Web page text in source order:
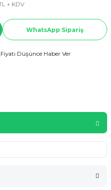
+ KDV
WhatsApp Sipariş
Fiyatı Düşünce Haber Ver